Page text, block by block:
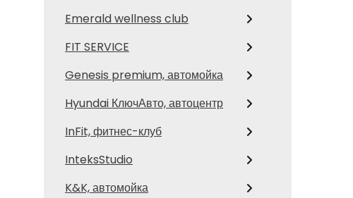
Emerald wellness club
FIT SERVICE
Genesis premium, автомойка
Hyundai КлючАвто, автоцентр
InFit, фитнес-клуб
InteksStudio
K&K, автомойка